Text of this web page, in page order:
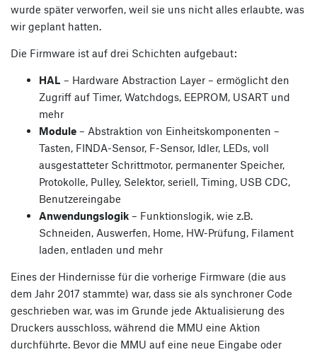
wurde später verworfen, weil sie uns nicht alles erlaubte, was
wir geplant hatten.
Die Firmware ist auf drei Schichten aufgebaut:
HAL – Hardware Abstraction Layer – ermöglicht den
Zugriff auf Timer, Watchdogs, EEPROM, USART und
mehr
Module – Abstraktion von Einheitskomponenten –
Tasten, FINDA-Sensor, F-Sensor, Idler, LEDs, voll
ausgestatteter Schrittmotor, permanenter Speicher,
Protokolle, Pulley, Selektor, seriell, Timing, USB CDC,
Benutzereingabe
Anwendungslogik – Funktionslogik, wie z.B.
Schneiden, Auswerfen, Home, HW-Prüfung, Filament
laden, entladen und mehr
Eines der Hindernisse für die vorherige Firmware (die aus
dem Jahr 2017 stammte) war, dass sie als synchroner Code
geschrieben war, was im Grunde jede Aktualisierung des
Druckers ausschloss, während die MMU eine Aktion
durchführte. Bevor die MMU auf eine neue Eingabe oder